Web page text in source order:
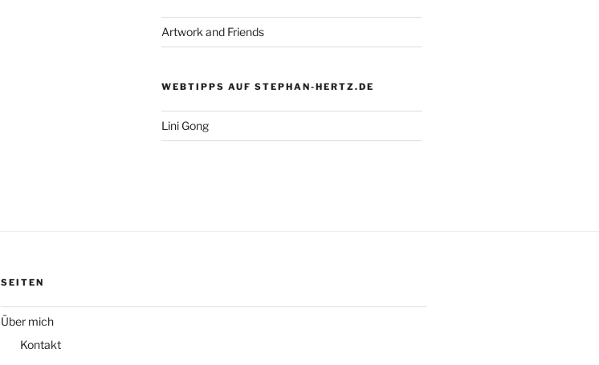
Artwork and Friends
WEBTIPPS AUF STEPHAN-HERTZ.DE
Lini Gong
SEITEN
Über mich
Kontakt